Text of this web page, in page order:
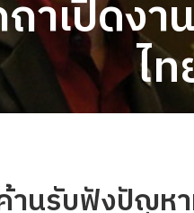
าเปิดง
ไ
านรับฟังปัญห